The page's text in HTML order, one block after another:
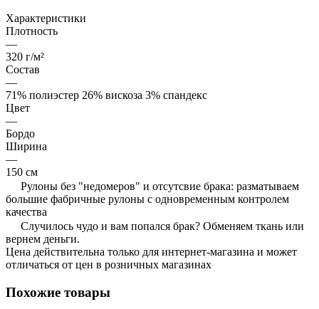
Характеристики
Плотность
—
320 г/м²
Состав
—
71% полиэстер 26% вискоза 3% спандекс
Цвет
—
Бордо
Ширина
—
150 см
Рулоны без "недомеров" и отсутсвие брака: разматываем
большие фабричные рулоны с одновременным контролем
качества
Случилось чудо и вам попался брак? Обменяем ткань или
вернем деньги.
Цена действительна только для интернет-магазина и может
отличаться от цен в розничных магазинах
Похожие товары